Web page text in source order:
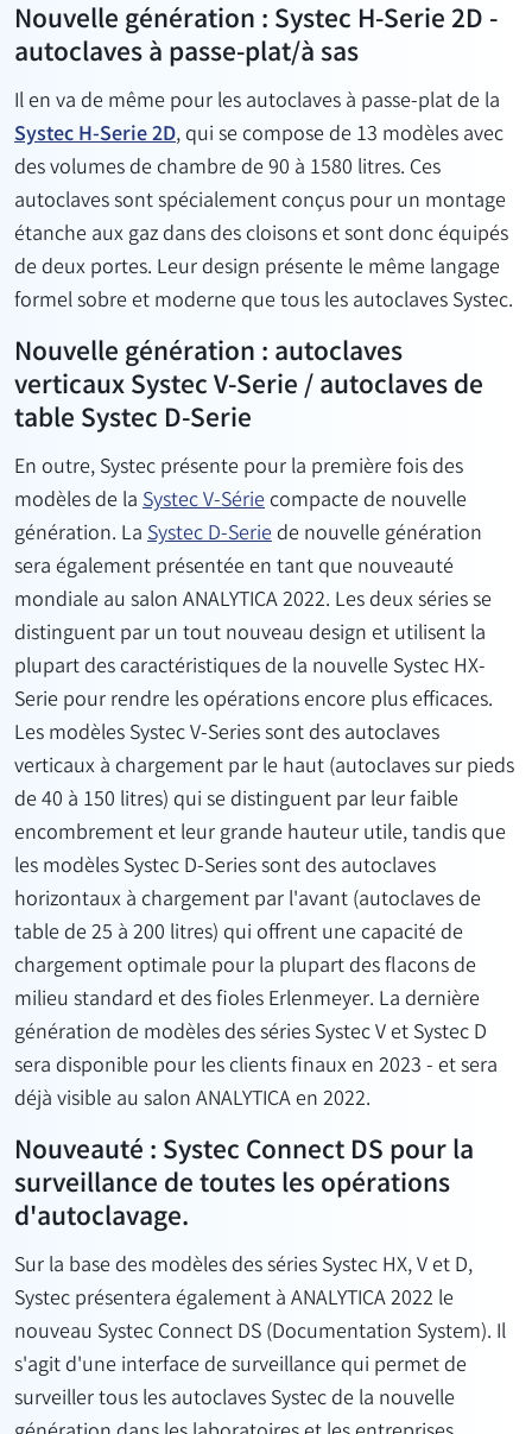
Nouvelle génération : Systec H-Serie 2D -
autoclaves à passe-plat/à sas
Il en va de même pour les autoclaves à passe-plat de la
Systec H-Serie 2D, qui se compose de 13 modèles avec
des volumes de chambre de 90 à 1580 litres. Ces
autoclaves sont spécialement conçus pour un montage
étanche aux gaz dans des cloisons et sont donc équipés
de deux portes. Leur design présente le même langage
formel sobre et moderne que tous les autoclaves Systec.
Nouvelle génération : autoclaves
verticaux Systec V-Serie / autoclaves de
table Systec D-Serie
En outre, Systec présente pour la première fois des
modèles de laSystec V-Sériecompacte de nouvelle
génération. LaSystec D-Seriede nouvelle génération
sera également présentée en tant que nouveauté
mondiale au salon ANALYTICA 2022. Les deux séries se
distinguent par un tout nouveau design et utilisent la
plupart des caractéristiques de la nouvelle Systec HX-
Serie pour rendre les opérations encore plus efficaces.
Les modèles Systec V-Series sont des autoclaves
verticaux à chargement par le haut (autoclaves sur pieds
de 40 à 150 litres) qui se distinguent par leur faible
encombrement et leur grande hauteur utile, tandis que
les modèles Systec D-Series sont des autoclaves
horizontaux à chargement par l'avant (autoclaves de
table de 25 à 200 litres) qui offrent une capacité de
chargement optimale pour la plupart des flacons de
milieu standard et des fioles Erlenmeyer. La dernière
génération de modèles des séries Systec V et Systec D
sera disponible pour les clients finaux en 2023 - et sera
déjà visible au salon ANALYTICA en 2022.
Nouveauté : Systec Connect DS pour la
surveillance de toutes les opérations
d'autoclavage.
Sur la base des modèles des séries Systec HX, V et D,
Systec présentera également à ANALYTICA 2022 le
nouveau Systec Connect DS (Documentation System). Il
s'agit d'une interface de surveillance qui permet de
surveiller tous les autoclaves Systec de la nouvelle